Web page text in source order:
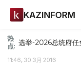
KAZINFORM
热
点: 选举-2026总统府任
11:46, 30 3月 2016